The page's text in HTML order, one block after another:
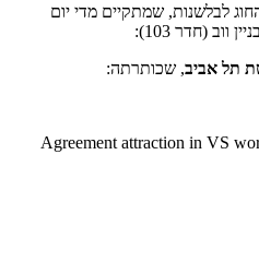
לבלשנות, שמתקיים מדי יום
תל אביב, שכותרתה:
Agreement attraction in VS